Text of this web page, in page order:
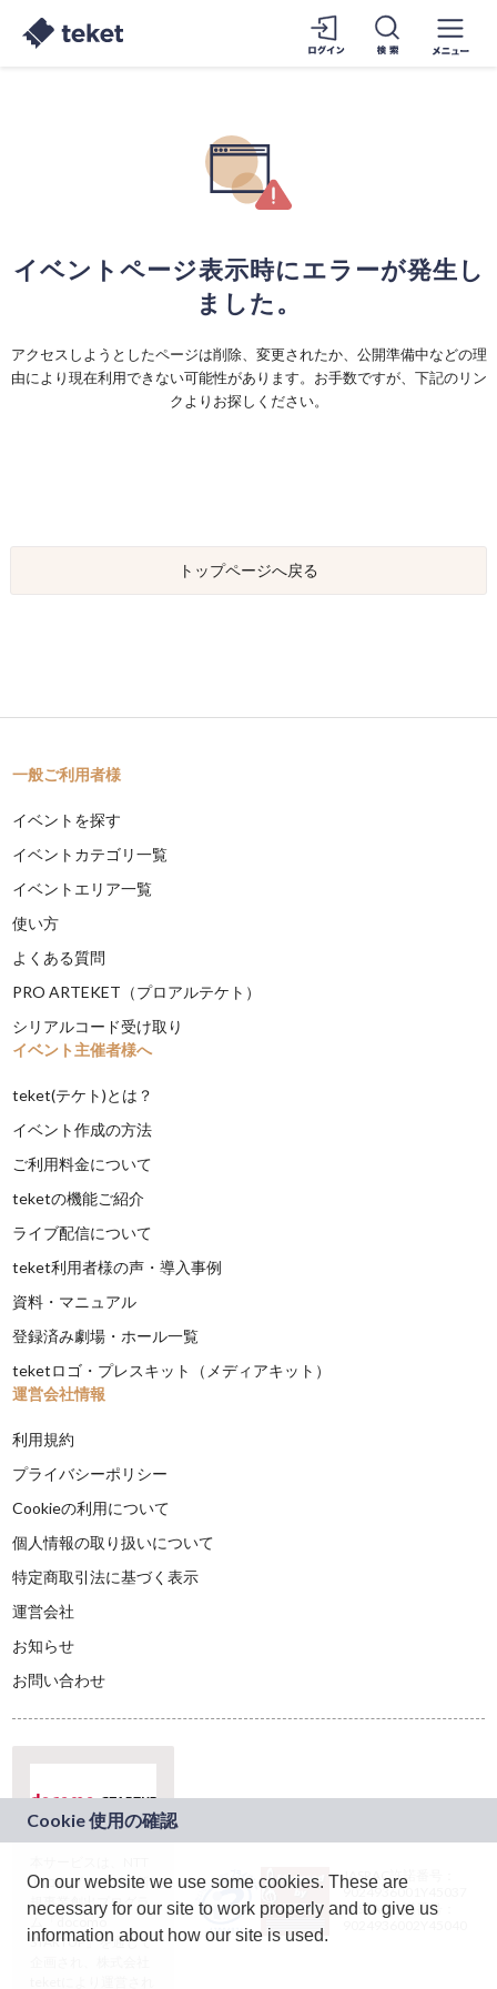
イベントページ表示時にエラーが発生し
ました。
アクセスしようとしたページは削除、変更されたか、公開準備中などの理
由により現在利用できない可能性があります。お手数ですが、下記のリン
クよりお探しください。
トップページへ戻る
一般ご利用者様
イベントを探す
イベントカテゴリ一覧
イベントエリア一覧
使い方
よくある質問
PRO ARTEKET（プロアルテケト）
シリアルコード受け取り
イベント主催者様へ
teket(テケト)とは？
イベント作成の方法
ご利用料金について
teketの機能ご紹介
ライブ配信について
teket利用者様の声・導入事例
資料・マニュアル
登録済み劇場・ホール一覧
teketロゴ・プレスキット（メディアキット）
運営会社情報
利用規約
プライバシーポリシー
Cookieの利用について
個人情報の取り扱いについて
特定商取引法に基づく表示
運営会社
お知らせ
お問い合わせ
ドコモグループの新
規事業創出プログラ
ム「docomo
STARTUP」を通じて
JASRAC許諾番号：
9024936001Y45037
JASRAC許諾番号：
On our website we use some cookies. These are
necessary for our site to work properly and to give us
information about how our site is used.